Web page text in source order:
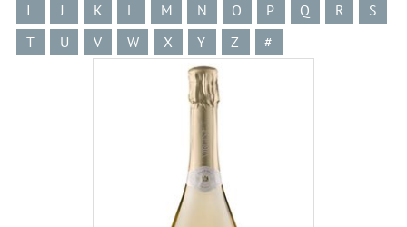
I
J K L M N O P Q R
S
T
U V W X Y Z #